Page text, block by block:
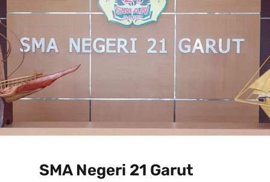
SMA Negeri 21 Garut